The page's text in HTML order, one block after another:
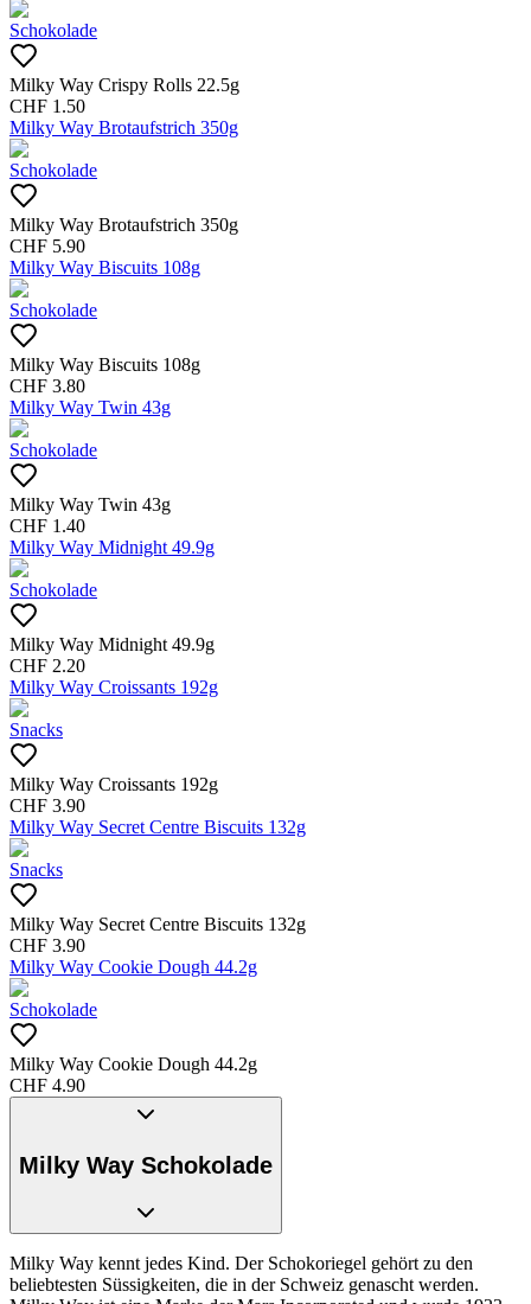
Schokolade
Milky Way Crispy Rolls 22.5g
CHF 1.50
Milky Way Brotaufstrich 350g
Schokolade
Milky Way Brotaufstrich 350g
CHF 5.90
Milky Way Biscuits 108g
Schokolade
Milky Way Biscuits 108g
CHF 3.80
Milky Way Twin 43g
Schokolade
Milky Way Twin 43g
CHF 1.40
Milky Way Midnight 49.9g
Schokolade
Milky Way Midnight 49.9g
CHF 2.20
Milky Way Croissants 192g
Snacks
Milky Way Croissants 192g
CHF 3.90
Milky Way Secret Centre Biscuits 132g
Snacks
Milky Way Secret Centre Biscuits 132g
CHF 3.90
Milky Way Cookie Dough 44.2g
Schokolade
Milky Way Cookie Dough 44.2g
CHF 4.90
Milky Way Schokolade
Milky Way kennt jedes Kind. Der Schokoriegel gehört zu den
beliebtesten Süssigkeiten, die in der Schweiz genascht werden.